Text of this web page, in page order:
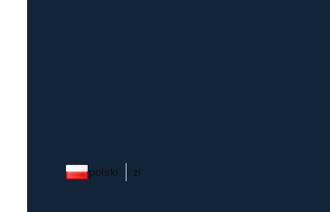
polski zł